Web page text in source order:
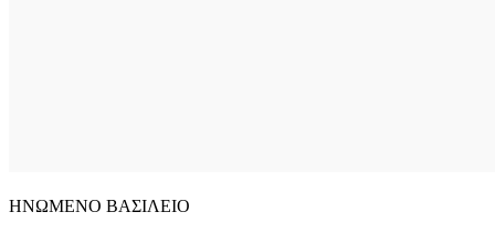
ΗΝΩΜΕΝΟ ΒΑΣΙΛΕΙΟ